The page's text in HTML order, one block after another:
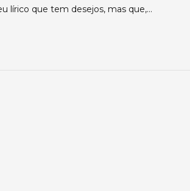
lírico que tem desejos, mas que,…